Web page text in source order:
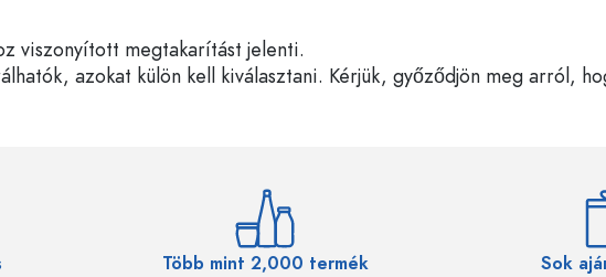
viszonyított megtakarítást jelenti.
azokat külön kell kiválasztani. Kérjük, győződjön meg arról,
Több mint 2,000 termék Sok